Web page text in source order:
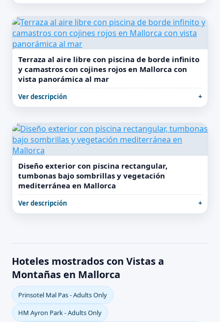
Terraza al aire libre con piscina de borde infinito
y camastros con cojines rojos en Mallorca con
vista panorámica al mar
Ver descripción
Diseño exterior con piscina rectangular,
tumbonas bajo sombrillas y vegetación
mediterránea en Mallorca
Ver descripción
Hoteles mostrados con Vistas a
Montañas en Mallorca
Prinsotel Mal Pas - Adults Only
HM Ayron Park - Adults Only